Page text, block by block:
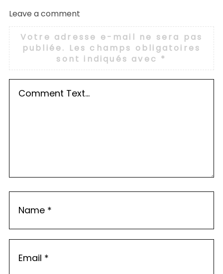
Leave a comment
Votre adresse e-mail ne sera pas
publiée. Les champs obligatoires
sont indiqués avec *